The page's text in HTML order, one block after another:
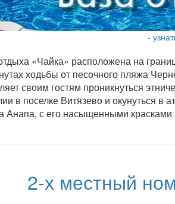
-
«Чайка» расположена на
ходьбы от песочного пляжа
своим гостям проникнуться
в поселке Витязево и окунуться в
Анапа, с его насыщенными
2-х местный